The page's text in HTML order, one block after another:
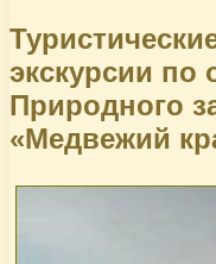
экскурсии по
Природного
«Медвежий